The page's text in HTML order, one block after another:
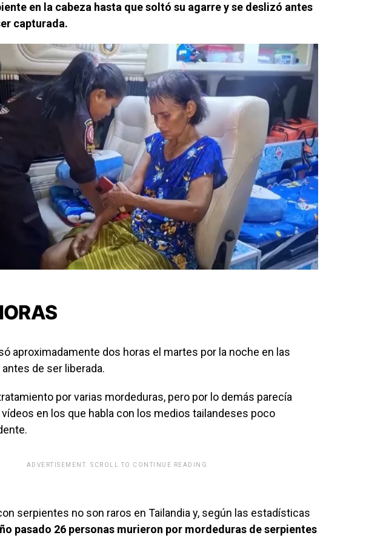
en la cabeza hasta que soltó su agarre y se deslizó antes
capturada.
aproximadamente dos horas el martes por la noche en las
de ser liberada.
por varias mordeduras, pero por lo demás parecía
en los que habla con los medios tailandeses poco
ADVERTISEMENT. SCROLL TO CONTINUE READING.
serpientes no son raros en Tailandia y, según las estadísticas
pasado 26 personas murieron por mordeduras de serpientes